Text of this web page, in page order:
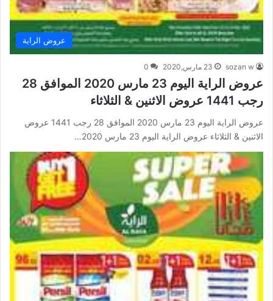
عروض الراية
sozan w 23 مارس,2020 0
عروض الراية اليوم 23 مارس 2020 الموافق 28
رجب 1441 عروض الاثنين & الثلاثاء
عروض الراية اليوم 23 مارس 2020 الموافق 28 رجب 1441 عروض
الاثنين & الثلاثاء عروض الراية اليوم 23 مارس 2020…